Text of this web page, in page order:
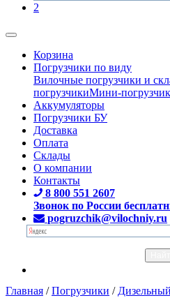
2
Корзина
Погрузчики по виду
Вилочные погрузчики и
погрузчикиМини-
Аккумуляторы
Погрузчики БУ
Доставка
Оплата
Склады
О компании
Контакты
8 800 551 2607
Звонок по России
pogruzchik@vilochniy.ru
Главная /Погрузчики / Дизельный